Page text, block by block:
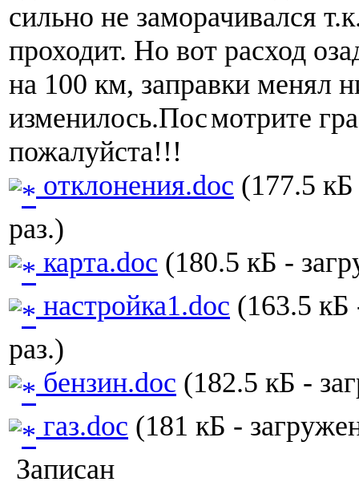
сильно не заморачивался
проходит. Но вот расход
на 100 км, заправки менял
изменилось.Посмотрите
пожалуйста!!!
отклонения.doc (177.5
раз.)
карта.doc (180.5 кБ -
настройка1.doc (163.5 кБ
раз.)
бензин.doc (182.5 кБ -
газ.doc (181 кБ -
Записан